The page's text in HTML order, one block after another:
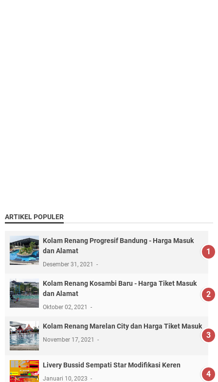
ARTIKEL POPULER
Kolam Renang Progresif Bandung - Harga Masuk
dan Alamat
Desember 31, 2021
Kolam Renang Kosambi Baru - Harga Tiket Masuk
dan Alamat
Oktober 02, 2021
Kolam Renang Marelan City dan Harga Tiket Masuk
November 17, 2021
Livery Bussid Sempati Star Modifikasi Keren
Januari 10, 2023